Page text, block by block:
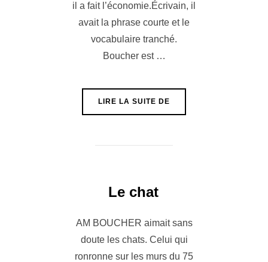
il a fait l’économie.Écrivain, il
avait la phrase courte et le
vocabulaire tranché.
Boucher est …
LIRE LA SUITE DE
Le chat
AM BOUCHER aimait sans
doute les chats. Celui qui
ronronne sur les murs du 75